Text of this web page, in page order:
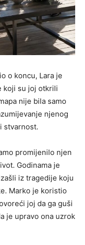
o koncu, Lara je
koji su joj otkrili
nije bila samo
njenog
stvarnost.
promijenilo njen
Godinama je
iz tragedije koju
Marko je koristio
joj da ga guši
je upravo ona uzrok